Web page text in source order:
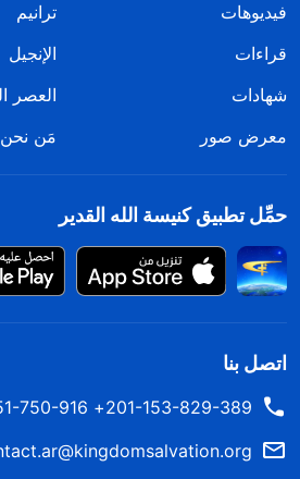
فيديوهات
ترانيم
قراءات
الإنجيل
شهادات
العصر
معرض صور
مَن نحن
حمِّل تطبيق كنيسة الله القدير
اتصل بنا
201-153-829-389+ 213-551-750-916+